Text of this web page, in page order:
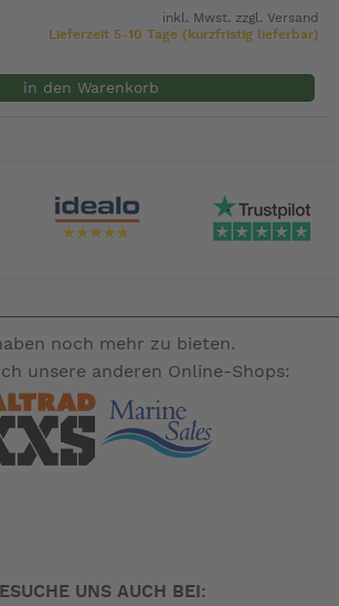
inkl. Mwst. zzgl.Versand
Lieferzeit 5-10 Tage (kurzfristig lieferbar)
in den Warenkorb
noch mehr zu bieten.
unsere anderen Online-Shops:
UNS AUCH BEI: